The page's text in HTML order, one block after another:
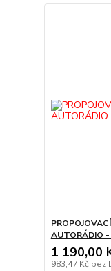
AUTORÁDIO -
1 190,00
983,47 Kč bez